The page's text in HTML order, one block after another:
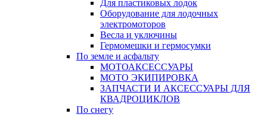
Для пластиковых лодок
Оборудование для лодочных
электромоторов
Весла и уключины
Гермомешки и гермосумки
По земле и асфальту
МОТОАКСЕССУАРЫ
МОТО ЭКИПИРОВКА
ЗАПЧАСТИ И АКСЕССУАРЫ ДЛЯ
КВАДРОЦИКЛОВ
По снегу